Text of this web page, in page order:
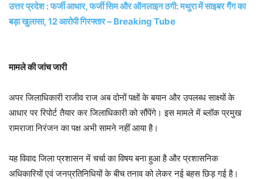
उत्तर प्रदेश : फर्जी आधार, फर्जी सिम और ऑनलाइन ठगी: मथुरा में साइबर गैंग का
बड़ा खुलासा, 12 आरोपी गिरफ्तार – Breaking Tube
मामले की जांच जारी
अपर जिलाधिकारी राजीव राज अब दोनों पक्षों के बयान और उपलब्ध साक्ष्यों के
आधार पर रिपोर्ट तैयार कर जिलाधिकारी को सौंपेंगे। इस मामले में ब्लॉक प्रमुख
रामराजा निरंजन का पक्ष अभी सामने नहीं आया है।
यह विवाद जिला प्रशासन में चर्चा का विषय बना हुआ है और प्रशासनिक
अधिकारियों एवं जनप्रतिनिधियों के बीच तनाव को लेकर नई बहस छिड़ गई है।